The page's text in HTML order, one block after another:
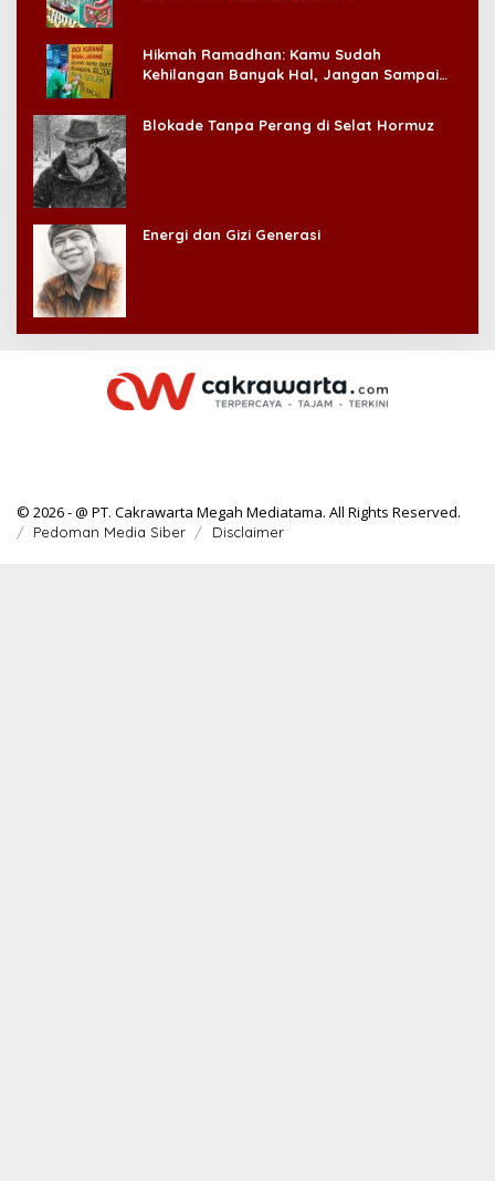
Hikmah Ramadhan: Kamu Sudah
Kehilangan Banyak Hal, Jangan Sampai
Blokade Tanpa Perang di Selat Hormuz
Energi dan Gizi Generasi
© 2026 - @ PT. Cakrawarta Megah Mediatama. All Rights Reserved.
Pedoman Media Siber Disclaimer